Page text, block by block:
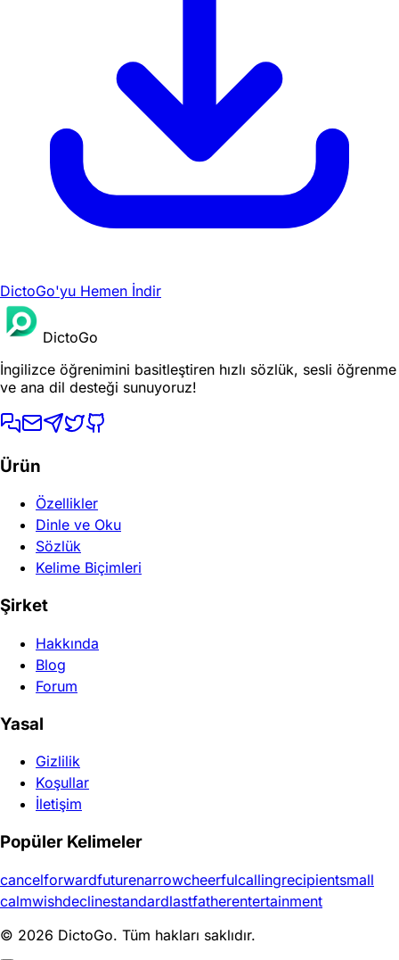
DictoGo'yu Hemen İndir
DictoGo
İngilizce öğrenimini basitleştiren hızlı sözlük, sesli öğrenme
ve ana dil desteği sunuyoruz!
Ürün
Özellikler
Dinle ve Oku
Sözlük
Kelime Biçimleri
Şirket
Hakkında
Blog
Forum
Yasal
Gizlilik
Koşullar
İletişim
Popüler Kelimeler
cancelforwardfuturenarrowcheerfulcallingrecipientsmall
calmwishdeclinestandardlastfatherentertainment
© 2026 DictoGo. Tüm hakları saklıdır.